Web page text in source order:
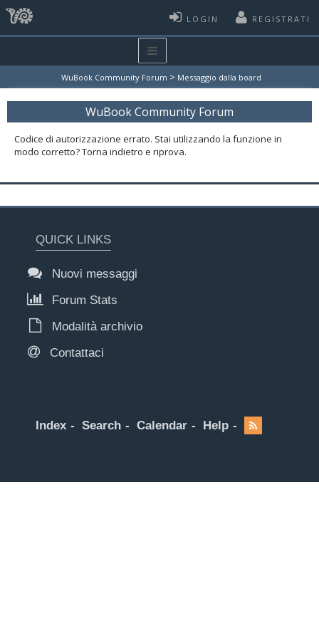
LOGIN REGISTRATI
WuBook Community Forum > Messaggio dalla board
WuBook Community Forum
Codice di autorizzazione errato. Stai utilizzando la funzione in
modo corretto? Torna indietro e riprova.
QUICK LINKS
Nuovi messaggi
Forum Stats
Modalità archivio
Contattaci
Index Search Calendar Help